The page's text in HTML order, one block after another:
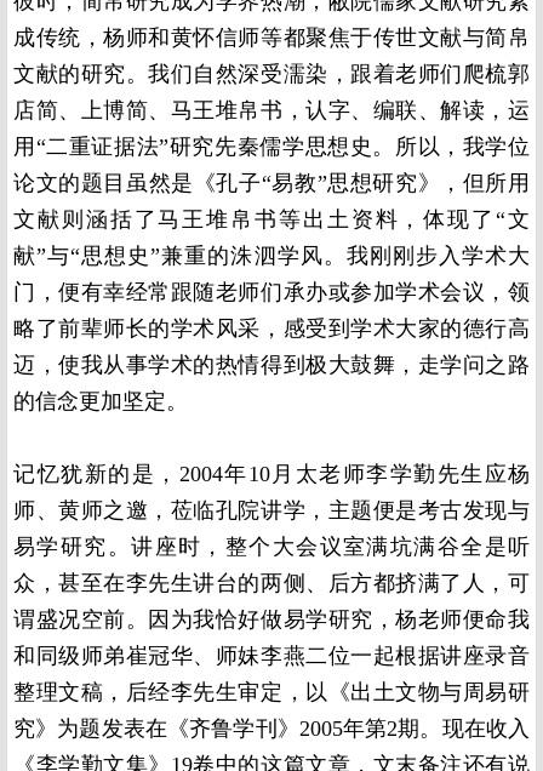
成传统，杨师和黄怀信师等都聚焦于传世文献与简帛
文献的研究。我们自然深受濡染，跟着老师们爬梳郭
店简、上博简、马王堆帛书，认字、编联、解读，运
用“二重证据法”研究先秦儒学思想史。所以，我学位
论文的题目虽然是《孔子“易教”思想研究》，但所用
文献则涵括了马王堆帛书等出土资料，体现了“文
献”与“思想史”兼重的洙泗学风。我刚刚步入学术大
门，便有幸经常跟随老师们承办或参加学术会议，领
略了前辈师长的学术风采，感受到学术大家的德行高
迈，使我从事学术的热情得到极大鼓舞，走学问之路
的信念更加坚定。
记忆犹新的是，2004年10月太老师李学勤先生应杨
师、黄师之邀，莅临孔院讲学，主题便是考古发现与
易学研究。讲座时，整个大会议室满坑满谷全是听
众，甚至在李先生讲台的两侧、后方都挤满了人，可
谓盛况空前。因为我恰好做易学研究，杨老师便命我
和同级师弟崔冠华、师妹李燕二位一起根据讲座录音
整理文稿，后经李先生审定，以《出土文物与周易研
究》为题发表在《齐鲁学刊》2005年第2期。现在收入
《李学勤文集》19卷中的这篇文章，文末备注还有说